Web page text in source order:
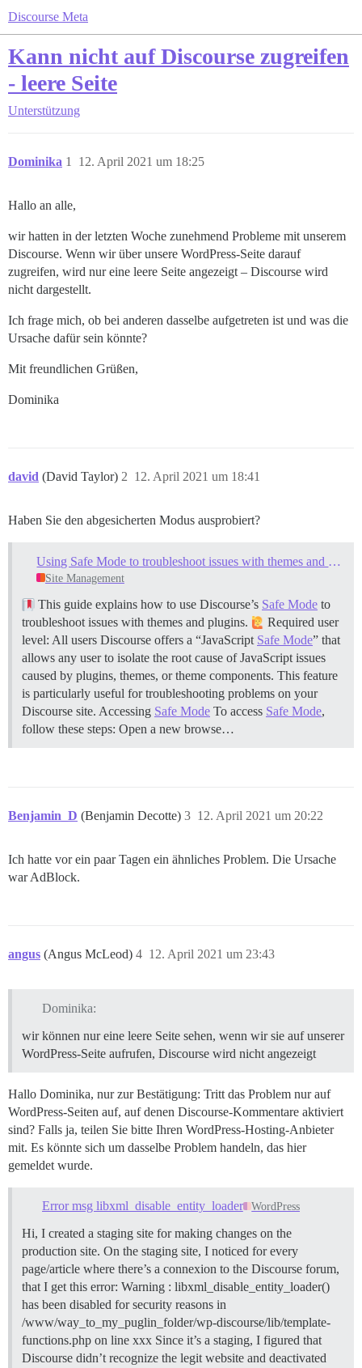
Discourse Meta
Kann nicht auf Discourse zugreifen
- leere Seite
Unterstützung
Dominika 12. April 2021 um 18:25
1
Hallo an alle,
wir hatten in der letzten Woche zunehmend Probleme mit unserem
Discourse. Wenn wir über unsere WordPress-Seite darauf
zugreifen, wird nur eine leere Seite angezeigt – Discourse wird
nicht dargestellt.
Ich frage mich, ob bei anderen dasselbe aufgetreten ist und was die
Ursache dafür sein könnte?
Mit freundlichen Grüßen,
Dominika
david (David Taylor) 12. April 2021 um 18:41
2
Haben Sie den abgesicherten Modus ausprobiert?
Using Safe Mode to troubleshoot issues with themes and plugins
Site Management
This guide explains how to use Discourse’s Safe Mode to
troubleshoot issues with themes and plugins.
Required user
level: All users Discourse offers a “JavaScript Safe Mode” that
allows any user to isolate the root cause of JavaScript issues
caused by plugins, themes, or theme components. This feature
is particularly useful for troubleshooting problems on your
Discourse site. Accessing Safe Mode To access Safe Mode,
follow these steps: Open a new browse…
Benjamin_D (Benjamin Decotte) 12. April 2021 um 20:22
3
Ich hatte vor ein paar Tagen ein ähnliches Problem. Die Ursache
war AdBlock.
angus (Angus McLeod) 12. April 2021 um 23:43
4
Dominika:
wir können nur eine leere Seite sehen, wenn wir sie auf unserer
WordPress-Seite aufrufen, Discourse wird nicht angezeigt
Hallo Dominika, nur zur Bestätigung: Tritt das Problem nur auf
WordPress-Seiten auf, auf denen Discourse-Kommentare aktiviert
sind? Falls ja, teilen Sie bitte Ihren WordPress-Hosting-Anbieter
mit. Es könnte sich um dasselbe Problem handeln, das hier
gemeldet wurde.
Error msg libxml_disable_entity_loader WordPress
Hi, I created a staging site for making changes on the
production site. On the staging site, I noticed for every
page/article where there’s a connexion to the Discourse forum,
that I get this error: Warning : libxml_disable_entity_loader()
has been disabled for security reasons in
/www/way_to_my_puglin_folder/wp-discourse/lib/template-
functions.php on line xxx Since it’s a staging, I figured that
Discourse didn’t recognize the legit website and deactivated